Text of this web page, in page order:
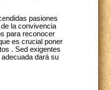
pasiones
la convivencia
para reconocer
es crucial poner
. Sed exigentes
dará su